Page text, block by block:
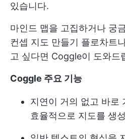
있습니다.
마인드 맵을 고집하거나 궁
컨셉 지도 만들기 플로차트
고 싶다면 Coggle이 도와드
Coggle 주요 기능
지연이 거의 없고 바로
효율적으로 지도를 생